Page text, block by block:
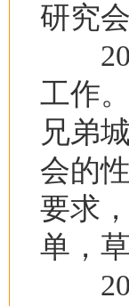
研究
工作
兄弟
会的
要求
单，